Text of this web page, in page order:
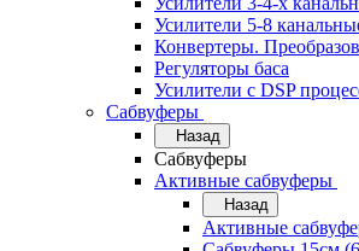
Усилители 5-8
Конвертеры.
Регуляторы баса
Усилители с DSP
Сабвуферы
Назад
Сабвуферы
Активные сабвуферы
Назад
Активные